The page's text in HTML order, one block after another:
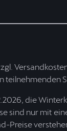
teilnehmenden
die
nur mit